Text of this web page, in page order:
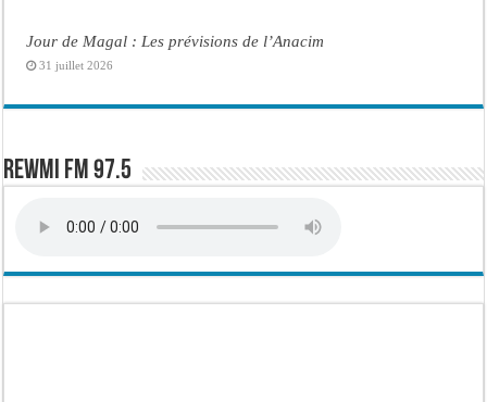
Jour de Magal : Les prévisions de l’Anacim
31 juillet 2026
Rewmi FM 97.5